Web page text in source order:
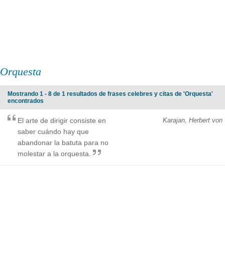
Orquesta
Mostrando 1 - 8 de 1 resultados de frases celebres y citas de 'Orquesta'
encontrados
Karajan, Herbert von
El arte de dirigir consiste en
saber cuándo hay que
abandonar la batuta para no
molestar a la orquesta.